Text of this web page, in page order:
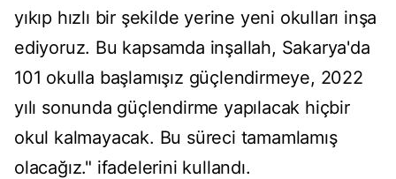
yıkıp hızlı bir şekilde yerine yeni okulları inşa
ediyoruz. Bu kapsamda inşallah, Sakarya'da
101 okulla başlamışız güçlendirmeye, 2022
yılı sonunda güçlendirme yapılacak hiçbir
okul kalmayacak. Bu süreci tamamlamış
olacağız." ifadelerini kullandı.